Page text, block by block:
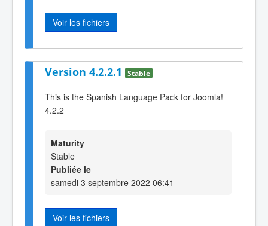
Voir les fichiers
Version 4.2.2.1 Stable
This is the Spanish Language Pack for Joomla!
4.2.2
Maturity
Stable
Publiée le
samedi 3 septembre 2022 06:41
Voir les fichiers